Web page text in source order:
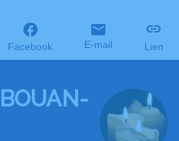
Facebook E-mail Lien